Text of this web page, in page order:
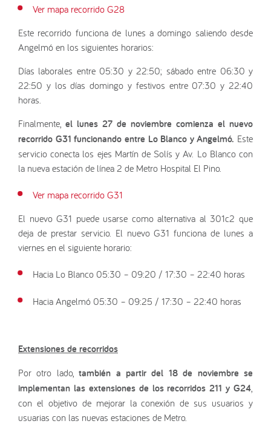
Ver mapa recorrido G28
Este recorrido funciona de lunes a domingo saliendo desde
Angelmó en los siguientes horarios:
Días laborales entre 05:30 y 22:50; sábado entre 06:30 y
22:50 y los días domingo y festivos entre 07:30 y 22:40
horas.
Finalmente,el lunes 27 de noviembre comienza el nuevo
recorrido G31 funcionando entre Lo Blanco y Angelmó. Este
servicio conecta los ejes Martín de Solís y Av. Lo Blanco con
la nueva estación de línea 2 de Metro Hospital El Pino.
Ver mapa recorrido G31
El nuevo G31 puede usarse como alternativa al 301c2 que
deja de prestar servicio. El nuevo G31 funciona de lunes a
viernes en el siguiente horario:
Hacia Lo Blanco 05:30 – 09:20 / 17:30 – 22:40 horas
Hacia Angelmó 05:30 – 09:25 / 17:30 – 22:40 horas
Extensiones de recorridos
Por otro lado,también a partir del 18 de noviembre se
implementan las extensiones de los recorridos 211 y G24
con el objetivo de mejorar la conexión de sus usuarios y
usuarias con las nuevas estaciones de Metro.